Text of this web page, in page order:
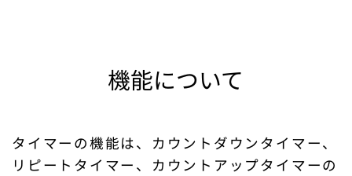
機能について
タイマーの機能は、カウントダウンタイマー、
リピートタイマー、カウントアップタイマーの